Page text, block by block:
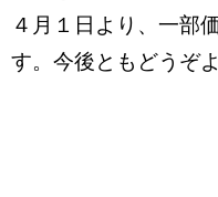
４月１日より、一部
す。今後ともどうぞ